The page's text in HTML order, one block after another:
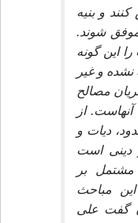
و بنيه
موفق شوند.
اين گونه
و غير
مصالح
از
ديات و
است
مشتمل بر
مباحث
گفت على